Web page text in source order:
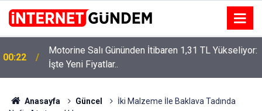
00:22
Motorine Salı Gününden İtibaren 1,31 TL Yükseliyor:
İşte Yeni Fiyatlar..
Anasayfa Güncel
İki Malzeme İle Baklava Tadında